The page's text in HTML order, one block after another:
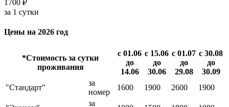
1700 ₽
за 1 сутки
Цены на 2026 год
*Стоимость за сутки
проживания
с 01.06
до
14.06
с 15.06
до
30.06
с 01.07
до
29.08
с 30.08
до
30.09
"Стандарт"
за
номер
1600 1900 2600 1900
за